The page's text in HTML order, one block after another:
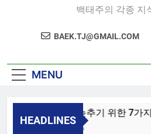
성공하는 사람들의 12
공목에 먹는 마늘과 꿀의 놀라운
백태주의 각종 지
BAEK.TJ@GMAIL.COM
MENU
HEADLINES
노화를 늦추기 위한 7가